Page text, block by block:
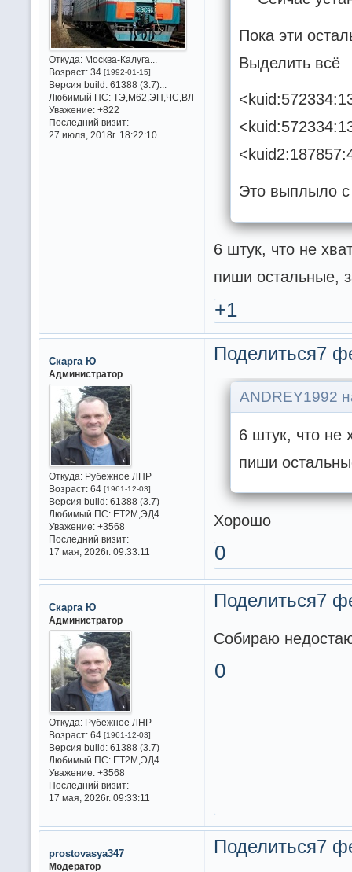
Откуда:Москва-Калуга...
Возраст:34 [1992-01-15]
Версия build:61388 (3.7)...
Любимый ПС:ТЭ,М62,ЭП,ЧС,ВЛ
Уважение: +822
Последний визит:
27 июля, 2018г. 18:22:10
Пока эти
Выделить всё
Это выплыло с
6 штук, что не
пиши остальные,
+1
Поделиться7
Скарга Ю
Администратор
Откуда:Рубежное ЛНР
Возраст:64 [1961-12-03]
Версия build:61388 (3.7)
Любимый ПС:ET2M,ЭД4
Уважение: +3568
Последний визит:
17 мая, 2026г. 09:33:11
ANDREY1992
6 штук, что не
пиши
Хорошо
0
Поделиться7
Скарга Ю
Администратор
Откуда:Рубежное ЛНР
Возраст:64 [1961-12-03]
Версия build:61388 (3.7)
Любимый ПС:ET2M,ЭД4
Уважение: +3568
Последний визит:
17 мая, 2026г. 09:33:11
Собираю
0
Поделиться7
prostovasya347
Модератор